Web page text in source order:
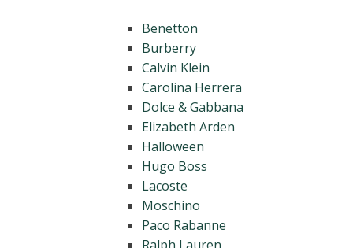
Benetton
Burberry
Calvin Klein
Carolina Herrera
Dolce & Gabbana
Elizabeth Arden
Halloween
Hugo Boss
Lacoste
Moschino
Paco Rabanne